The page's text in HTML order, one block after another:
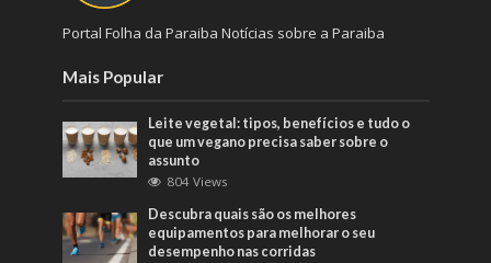
Portal Folha da Paraiba Notícias sobre a Paraiba
Mais Popular
Leite vegetal: tipos, benefícios e tudo o
que um vegano precisa saber sobre o
assunto
804 Views
Descubra quais são os melhores
equipamentos para melhorar o seu
desempenho nas corridas